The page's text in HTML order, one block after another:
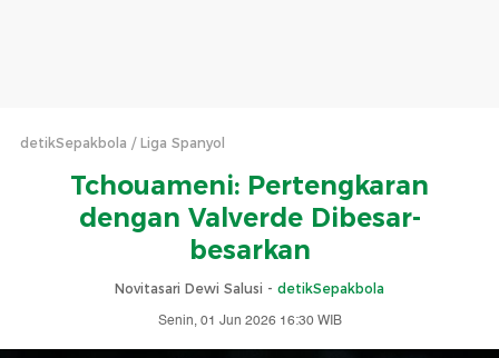
detikSepakbola Liga Spanyol
Tchouameni: Pertengkaran
dengan Valverde Dibesar-
besarkan
Novitasari Dewi Salusi - detikSepakbola
Senin, 01 Jun 2026 16:30 WIB